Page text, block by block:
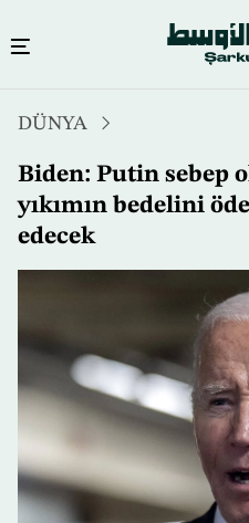
içeriğe
atla
DÜNYA
Biden: Putin sebep
yıkımın bedelini
edecek